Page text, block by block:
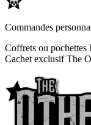
Commandes
Coffrets ou
Cachet exclusif The